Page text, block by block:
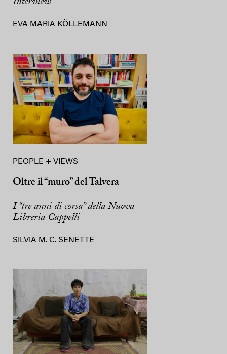
EVA MARIA KÖLLEMANN
PEOPLE + VIEWS
Oltre il “muro” del Talvera
I “tre anni di corsa” della Nuova
Libreria Cappelli
SILVIA M. C. SENETTE